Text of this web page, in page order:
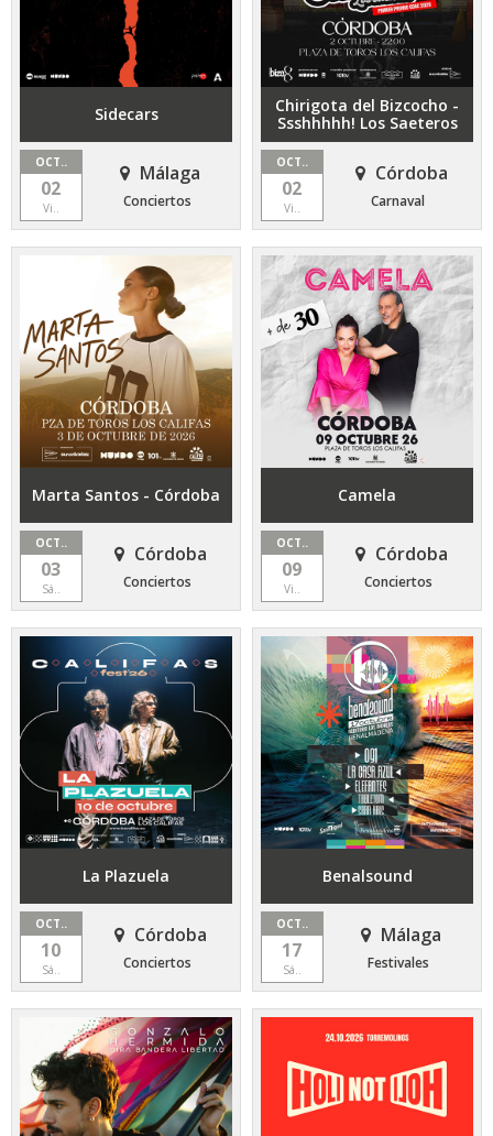
Sidecars
OCT..
02
Vi..
Málaga
Conciertos
Chirigota del Bizcocho -
Ssshhhhh! Los Saeteros
OCT..
02
Vi..
Córdoba
Carnaval
Marta Santos - Córdoba
OCT..
03
Sá..
Córdoba
Conciertos
Camela
OCT..
09
Vi..
Córdoba
Conciertos
La Plazuela
OCT..
10
Sá..
Córdoba
Conciertos
Benalsound
OCT..
17
Sá..
Málaga
Festivales